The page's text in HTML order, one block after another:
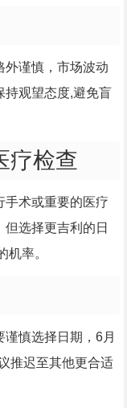
外谨慎，市场波动
持观望态度,避免盲
疗检查
手术或重要的医疗
选择更吉利的日
机率。
慎选择日期，6月
推迟至其他更合适